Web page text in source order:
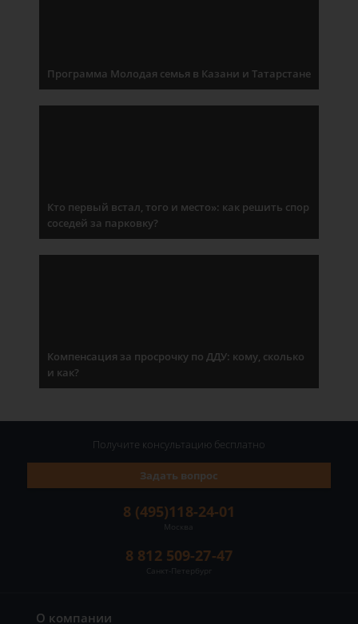
Программа Молодая семья в Казани и Татарстане
Кто первый встал, того и место»: как решить спор
соседей за парковку?
Компенсация за просрочку по ДДУ: кому, сколько
и как?
О компании
8 (495)118-24-01
Москва
8 812 509-27-47
Санкт-Петербург
Задать вопрос
Получите консультацию бесплатно